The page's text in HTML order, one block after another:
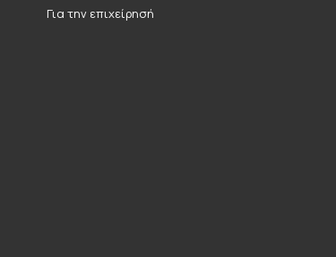
Για την επιχείρησή